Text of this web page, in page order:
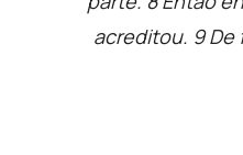
acreditou. 9 De